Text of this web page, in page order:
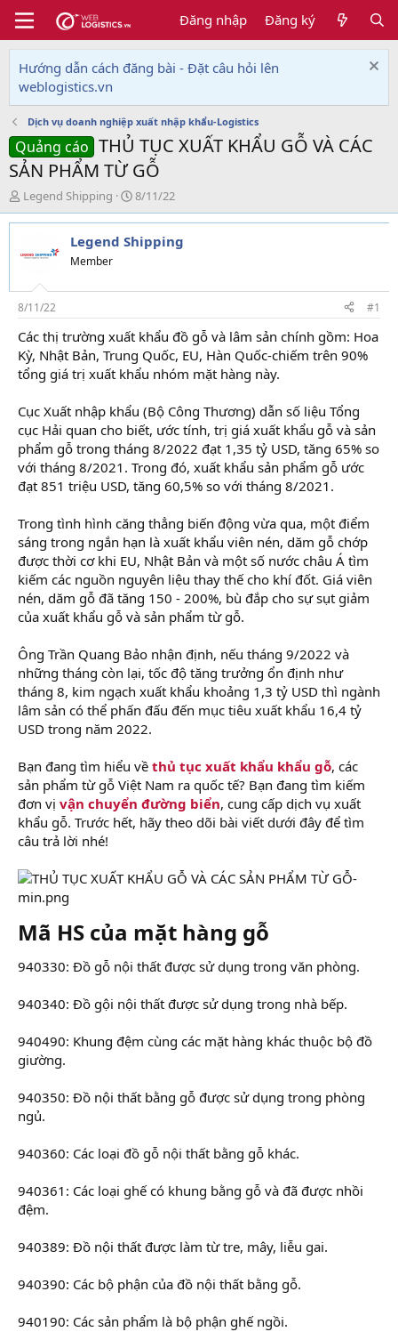
Đăng nhập Đăng ký
Hướng dẫn cách đăng bài - Đặt câu hỏi lên
weblogistics.vn
Dịch vụ doanh nghiệp xuất nhập khẩu-Logistics
Quảng cáo THỦ TỤC XUẤT KHẨU GỖ VÀ CÁC
SẢN PHẨM TỪ GỖ
T
h
r
a
s
t
a
r
t
e
Legend Shipping
N
g
à
y
i
8/11/22
Legend Shipping
Member
8/11/22 #1
Các thị trường xuất khẩu đồ gỗ và lâm sản chính gồm: Hoa
Kỳ, Nhật Bản, Trung Quốc, EU, Hàn Quốc-chiếm trên 90%
tổng giá trị xuất khẩu nhóm mặt hàng này.
Cục Xuất nhập khẩu (Bộ Công Thương) dẫn số liệu Tổng
cục Hải quan cho biết, ước tính, trị giá xuất khẩu gỗ và sản
phẩm gỗ trong tháng 8/2022 đạt 1,35 tỷ USD, tăng 65% so
với tháng 8/2021. Trong đó, xuất khẩu sản phẩm gỗ ước
đạt 851 triệu USD, tăng 60,5% so với tháng 8/2021.
Trong tình hình căng thẳng biến động vừa qua, một điểm
sáng trong ngắn hạn là xuất khẩu viên nén, dăm gỗ chớp
được thời cơ khi EU, Nhật Bản và một số nước châu Á tìm
kiếm các nguồn nguyên liệu thay thế cho khí đốt. Giá viên
nén, dăm gỗ đã tăng 150 - 200%, bù đắp cho sự sụt giảm
của xuất khẩu gỗ và sản phẩm từ gỗ.
Ông Trần Quang Bảo nhận định, nếu tháng 9/2022 và
những tháng còn lại, tốc độ tăng trưởng ổn định như
tháng 8, kim ngạch xuất khẩu khoảng 1,3 tỷ USD thì ngành
lâm sản có thể phấn đấu đến mục tiêu xuất khẩu 16,4 tỷ
USD trong năm 2022.
Bạn đang tìm hiểu về thủ tục xuất khẩu khẩu gỗ, các
sản phẩm từ gỗ Việt Nam ra quốc tế? Bạn đang tìm kiếm
đơn vị vận chuyển đường biển, cung cấp dịch vụ xuất
khẩu gỗ. Trước hết, hãy theo dõi bài viết dưới đây để tìm
câu trả lời nhé!
Mã HS của mặt hàng gỗ
940330: Đồ gỗ nội thất được sử dụng trong văn phòng.
940340: Đồ gội nội thất được sử dụng trong nhà bếp.
940490: Khung đệm cùng các mặt hàng khác thuộc bộ đồ
giường.
940350: Đồ nội thất bằng gỗ được sử dụng trong phòng
ngủ.
940360: Các loại đồ gỗ nội thất bằng gỗ khác.
940361: Các loại ghế có khung bằng gỗ và đã được nhồi
đệm.
940389: Đồ nội thất được làm từ tre, mây, liễu gai.
940390: Các bộ phận của đồ nội thất bằng gỗ.
940190: Các sản phẩm là bộ phận ghế ngồi.